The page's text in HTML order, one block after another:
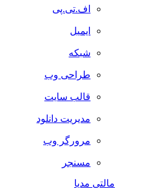
اف.تی.پی
ایمیل
شبکه
طراحی وب
قالب سایت
مدیریت دانلود
مرورگر وب
مسنجر
مالتی مدیا